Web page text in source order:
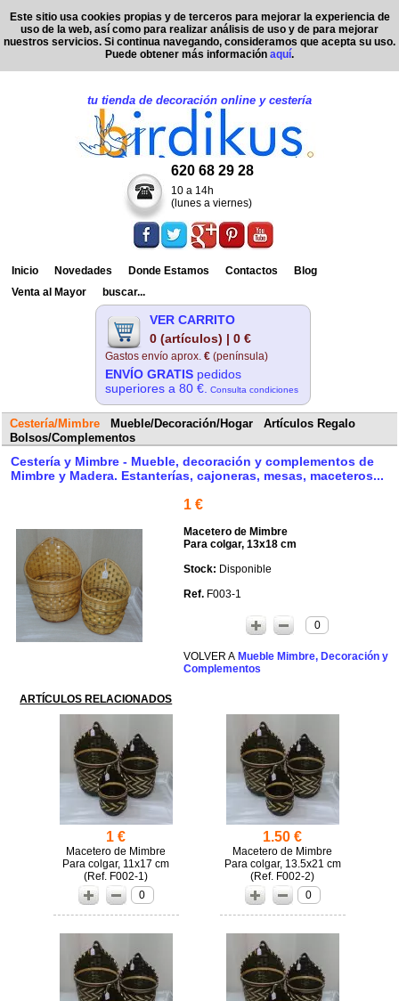
tu tienda de decoración online y cestería
620 68 29 28
10 a 14h
(lunes a viernes)
Inicio Novedades Donde Estamos Contactos
Blog
Venta al Mayor
buscar...
VER CARRITO
0 (artículos) | 0 €
Gastos envío aprox. € (península)
ENVÍO GRATIS pedidos
superiores a 80 €.
Consulta condiciones
Cestería/Mimbre Mueble/Decoración/Hogar
Artículos Regalo
Bolsos/Complementos
Cestería y Mimbre - Mueble, decoración y complementos de
Mimbre y Madera. Estanterías, cajoneras, mesas, maceteros...
1 €
Macetero de Mimbre
Para colgar, 13x18 cm
Disponible
F003-1
0
Mueble Mimbre, Decoración y
Complementos
ARTÍCULOS RELACIONADOS
1 €
Macetero de Mimbre
Para colgar, 11x17 cm
(
F002-1)
0
1.50 €
Macetero de Mimbre
Para colgar, 13.5x21 cm
(
F002-2)
0
Este sitio usa cookies propias y de terceros para mejorar la experiencia de
uso de la web, así como para realizar análisis de uso y de para mejorar
nuestros servicios. Si continua navegando, consideramos que acepta su uso.
Puede obtener más información aquí.